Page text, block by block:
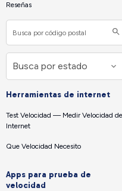
Reseñas
Herramientas de internet
Test Velocidad — Medir Velocidad de
Internet
Que Velocidad Necesito
Apps para prueba de
velocidad